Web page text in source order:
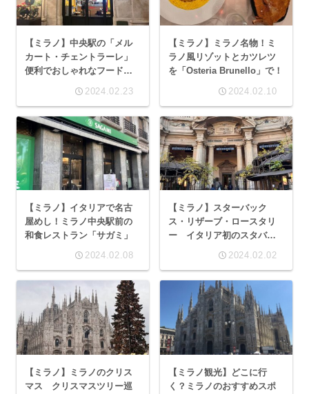
【ミラノ】中央駅の「メル
カート・チェントラーレ」
便利でおしゃれなフードコ
2024.02.23
【ミラノ】ミラノ名物！ミ
ラノ風リゾットとカツレツ
を「Osteria Brunello」で！
2024.02.10
【ミラノ】イタリアで名古
屋めし！ミラノ中央駅前の
和食レストラン「サガミ」
2024.02.08
【ミラノ】スターバック
ス・リザーブ・ロースタリ
ー イタリア初のスタバは
美しすぎた！
2024.02.02
【ミラノ】ミラノのクリス
マス クリスマスツリー巡
【ミラノ観光】どこに行
く？ミラノのおすすめスポ